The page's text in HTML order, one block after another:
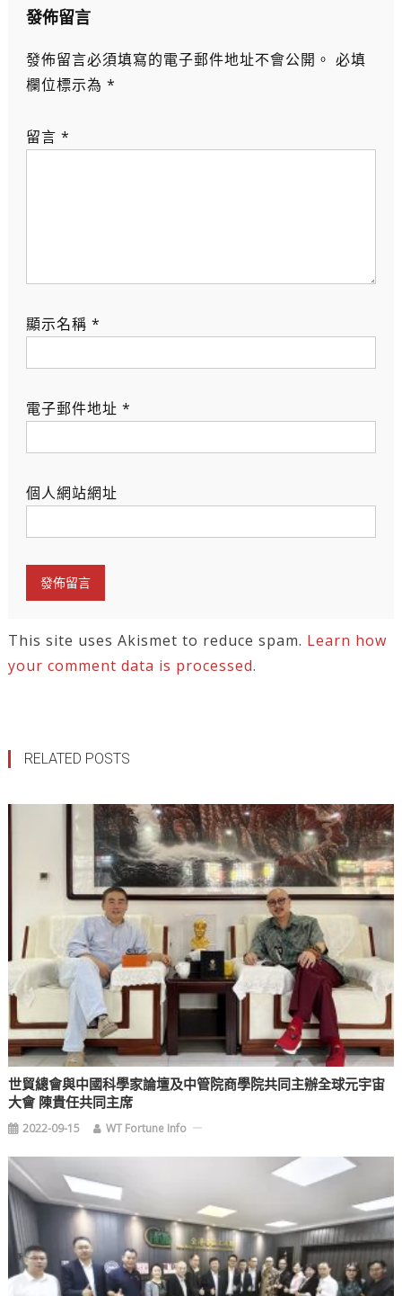
覽發佈留言
發佈留言必須填寫的電子郵件地址不會公開。 必填
欄位標示為 *
留言 *
顯示名稱 *
電子郵件地址 *
個人網站網址
This site uses Akismet to reduce spam. Learn how
your comment data is processed.
RELATED POSTS
世貿總會與中國科學家論壇及中管院商學院共同主辦全球元宇宙
大會 陳貴任共同主席
2022-09-15 WT Fortune Info